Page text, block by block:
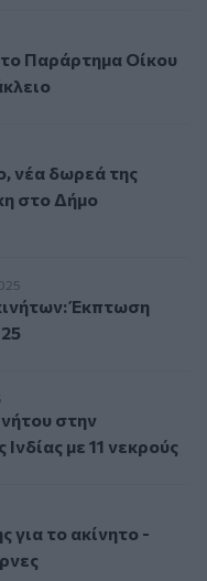
Παράρτημα Οίκου
Παράρτημα Οίκου
νέα δωρεά της Μαρία
νέα δωρεά της
στο Δήμο
Έκπτωση φόρου
Έκπτωση
στην πρωτεύουσα
στην
με 11 νεκρούς
το ακίνητο - φιλέτο
για το ακίνητο -